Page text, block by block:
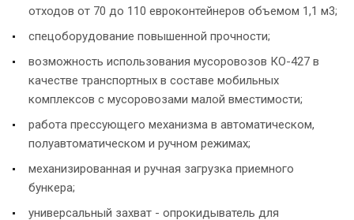
отходов от 70 до 110 евроконтейнеров объемом 1,1 м3;
спецоборудование повышенной прочности;
возможность использования мусоровозов КО-427 в
качестве транспортных в составе мобильных
комплексов с мусоровозами малой вместимости;
работа прессующего механизма в автоматическом,
полуавтоматическом и ручном режимах;
механизированная и ручная загрузка приемного
бункера;
универсальный захват - опрокидыватель для